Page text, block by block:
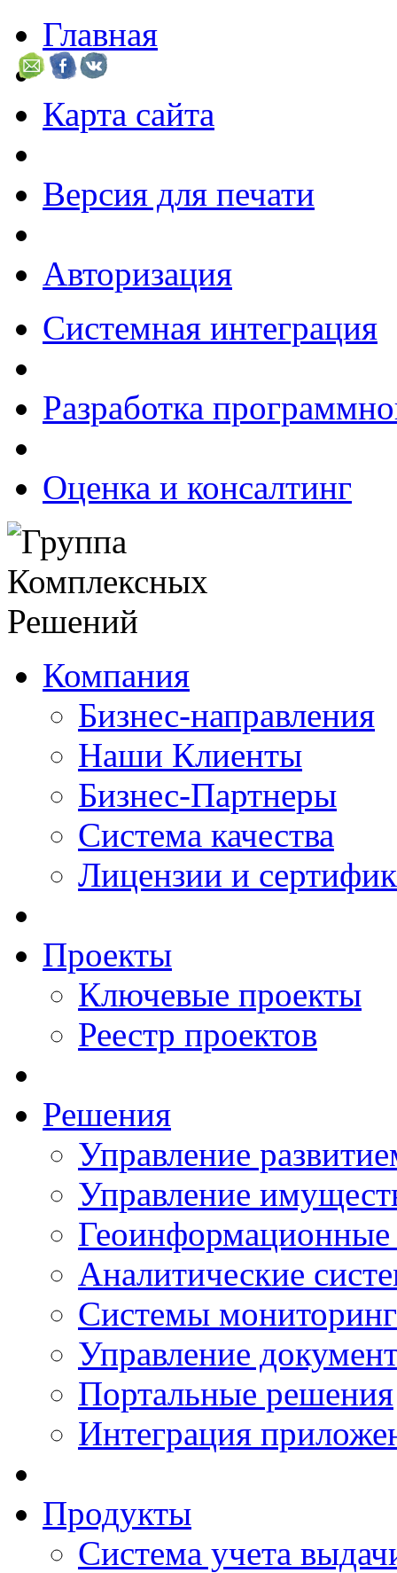
Главная
Карта сайта
Версия для печати
Авторизация
Системная интеграция
Разработка
Оценка и консалтинг
Компания
Бизнес-направления
Наши Клиенты
Бизнес-Партнеры
Система качества
Лицензии и
Проекты
Ключевые проекты
Реестр проектов
Решения
Управление
Управление
Аналитические
Системы
Управление
Портальные решения
Интеграция
Продукты
Система учета